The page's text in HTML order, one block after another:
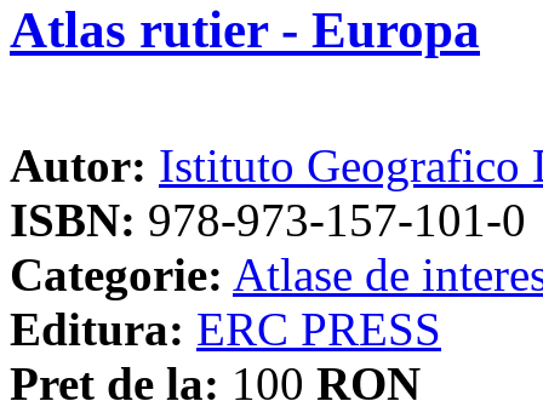
Atlas rutier - Europa
Autor: Istituto Geografico
ISBN: 978-973-157-101-0
Categorie: Atlase de
Editura: ERC PRESS
Pret de la: 100 RON